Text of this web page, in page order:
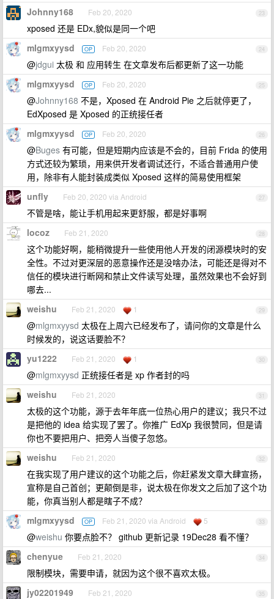
23
Johnny168 Feb 20, 2020
xposed 还是 EDx,貌似是同一个吧
24
mlgmxyysd OP Feb 20, 2020
@jdgui 太极 和 应用转生 在文章发布后都更新了这一功能
25
mlgmxyysd OP Feb 20, 2020
@Johnny168 不是，Xposed 在 Android Pie 之后就停更了，
EdXposed 是 Xposed 的正统接任者
26
mlgmxyysd OP Feb 20, 2020
@Buges 有可能，但是短期内应该是不会的，目前 Frida 的使用
方式还较为繁琐，用来供开发者调试还行，不适合普通用户使
用，除非有人能封装成类似 Xposed 这样的简易使用框架
27
unfly Feb 20, 2020 via Android
不管是啥，能让手机用起来更舒服，都是好事啊
28
locoz Feb 21, 2020
这个功能好啊，能稍微提升一些使用他人开发的闭源模块时的安
全性。不过对更深层的恶意操作还是没啥办法，可能还是得对不
信任的模块进行断网和禁止文件读写处理，虽然效果也不会好到
哪去...
29
weishu Feb 21, 2020 1
@mlgmxyysd 太极在上周六已经发布了，请问你的文章是什么
时候发的，说这话要脸不？
30
yu1222 Feb 21, 2020 1
@mlgmxyysd 正统接任者是 xp 作者封的吗
31
weishu Feb 21, 2020
太极的这个功能，源于去年年底一位热心用户的建议；我只不过
是把他的 idea 给实现了罢了。你推广 EdXp 我很赞同，但是请
你也不要把用户、把旁人当傻子忽悠。
32
weishu Feb 21, 2020
在我实现了用户建议的这个功能之后，你赶紧发文章大肆宣扬，
宣称是自己首创；更颠倒是非，说太极在你发文之后加了这个功
能，你真当别人都是瞎子不成？
33
mlgmxyysd OP Feb 21, 2020 via Android 5
@weishu 你要点脸不？ github 更新记录 19Dec28 看不懂？
34
chenyue Feb 21, 2020
限制模块，需要申请，就因为这个很不喜欢太极。
35
jy02201949 Feb 21, 2020